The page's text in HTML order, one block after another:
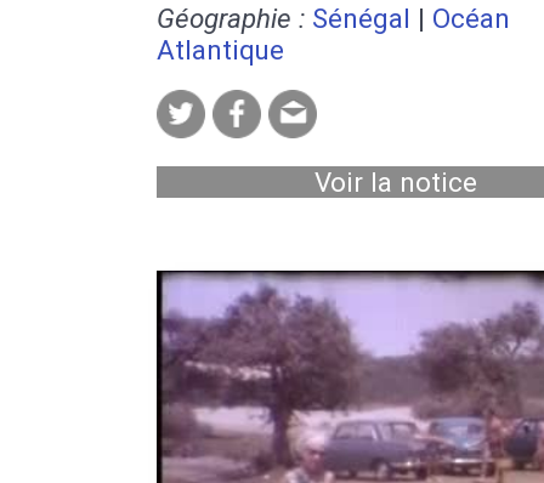
Géographie : Sénégal | Océan
Atlantique
Voir la notice